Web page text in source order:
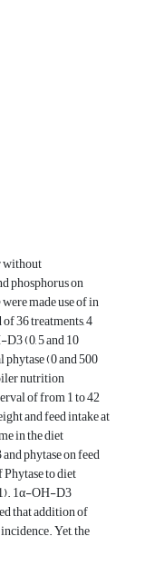
without
phosphorus on
made use of in
36 treatments, 4
(0, 5 and 10
(0 and 500
nutrition
of from 1 to 42
and feed intake at
in the diet
phytase on feed
to diet
1α-OH-D3
that addition of
Yet, the